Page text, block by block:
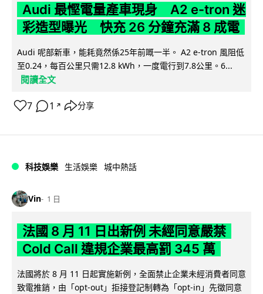
Audi 最慳電量產車現身 A2 e-tron 迷
彩造型曝光 快充 26 分鐘充滿 8 成電
Audi 呢部新車，能耗竟然係25年前嘅一半。 A2 e-tron 風阻低
至0.24，每百公里只需12.8 kWh，一度電行到7.8公里。6...
閱讀全文
7 1 ↗ 分享
科技娛樂 生活娛樂 城中熱話
Vin 1 日
法國 8 月 11 日出新例 未經同意嚴禁
Cold Call 違規企業最高罰 345 萬
法國將於 8 月 11 日起實施新例，全面禁止企業未經消費者同意
致電推銷，由「opt-out」拒接登記制轉為「opt-in」先徵同意